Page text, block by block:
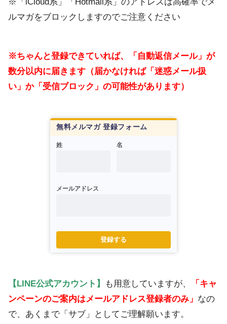
※「iCloud系」「Hotmail系」のアドレスは高確率でメ
ルマガをブロックしますのでご注意ください
※ちゃんと登録できていれば、「自動返信メール」が
数分以内に届きます（届かなければ「迷惑メール扱
い」か「受信ブロック」の可能性があります）
無料メルマガ 登録フォーム
姓 名
メールアドレス
登録する
【LINE公式アカウント】 も用意していますが、
「キャ
ンペーンのご案内はメールアドレス登録者のみ」 なの
で、あくまで「サブ」としてご理解願います。